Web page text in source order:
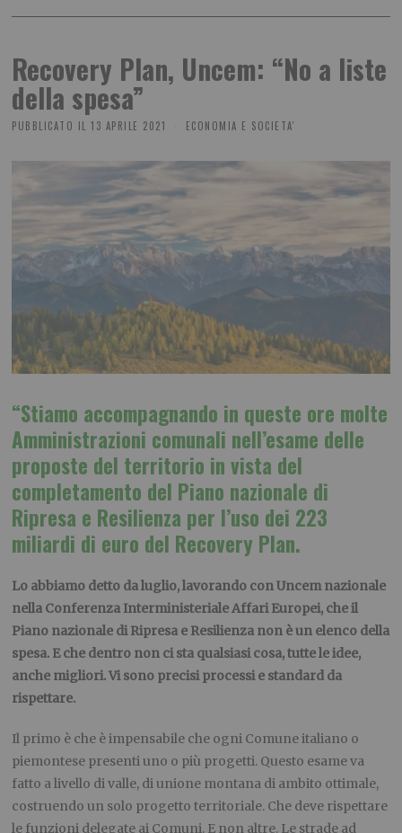
Recovery Plan, Uncem: “No a liste
della spesa”
PUBBLICATO IL 13 APRILE 2021 ECONOMIA E SOCIETA'
“Stiamo accompagnando in queste ore molte
Amministrazioni comunali nell’esame delle
proposte del territorio in vista del
completamento del Piano nazionale di
Ripresa e Resilienza per l’uso dei 223
miliardi di euro del Recovery Plan.
Lo abbiamo detto da luglio, lavorando con Uncem nazionale
nella Conferenza Interministeriale Affari Europei, che il
Piano nazionale di Ripresa e Resilienza non è un elenco della
spesa. E che dentro non ci sta qualsiasi cosa, tutte le idee,
anche migliori. Vi sono precisi processi e standard da
rispettare.
Il primo è che è impensabile che ogni Comune italiano o
piemontese presenti uno o più progetti. Questo esame va
fatto a livello di valle, di unione montana di ambito ottimale,
costruendo un solo progetto territoriale. Che deve rispettare
le funzioni delegate ai Comuni. E non altre. Le strade ad